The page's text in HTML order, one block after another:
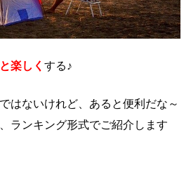
楽しく する♪
はないけれど、あると便利だな～
ランキング形式でご紹介します